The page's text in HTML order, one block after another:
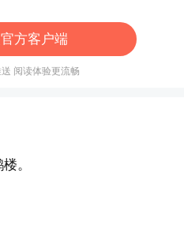
方客户端
阅读体验更流畅
。